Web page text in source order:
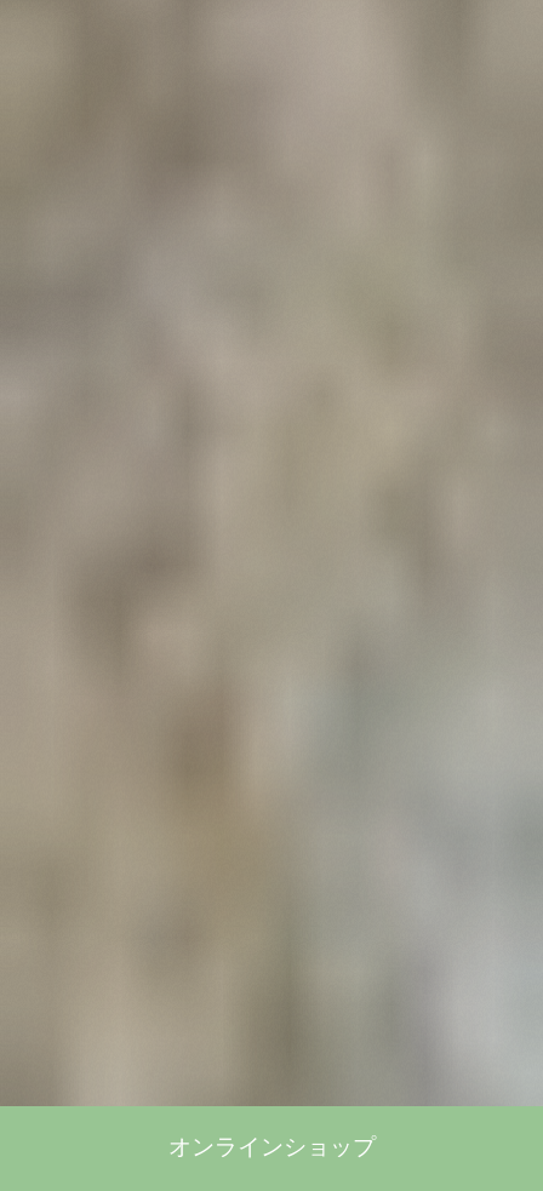
オンラインショップ